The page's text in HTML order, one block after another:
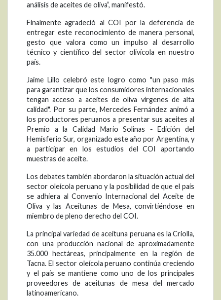
análisis de aceites de oliva”, manifestó.
Finalmente agradeció al COI por la deferencia de
entregar este reconocimiento de manera personal,
gesto que valora como un impulso al desarrollo
técnico y científico del sector olivícola en nuestro
país.
Jaime Lillo celebró este logro como "un paso más
para garantizar que los consumidores internacionales
tengan acceso a aceites de oliva vírgenes de alta
calidad". Por su parte, Mercedes Fernández animó a
los productores peruanos a presentar sus aceites al
Premio a la Calidad Mario Solinas - Edición del
Hemisferio Sur, organizado este año por Argentina, y
a participar en los estudios del COI aportando
muestras de aceite.
Los debates también abordaron la situación actual del
sector oleícola peruano y la posibilidad de que el país
se adhiera al Convenio Internacional del Aceite de
Oliva y las Aceitunas de Mesa, convirtiéndose en
miembro de pleno derecho del COI.
La principal variedad de aceituna peruana es la Criolla,
con una producción nacional de aproximadamente
35.000 hectáreas, principalmente en la región de
Tacna. El sector oleícola peruano continúa creciendo
y el país se mantiene como uno de los principales
proveedores de aceitunas de mesa del mercado
latinoamericano.